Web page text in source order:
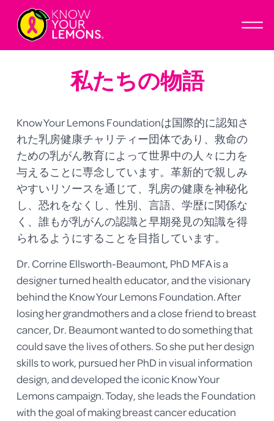
オ
プ
私たちの物語
Know Your Lemons Foundationは国際的に認知さ
れた乳房健康チャリティー団体であり、救命の
ための乳がん教育によって世界中の人々に力を
与えることに専念しています。革新的で親しみ
やすいリソースを通じて、乳房の健康を神秘化
し、恐れをなくし、性別、言語、学歴に関係な
く、誰もが乳がんの認識と早期発見の知識を得
られるようにすることを目指しています。
Dr. Corrine Ellsworth-Beaumont, PhD MFA is a
designer turned health educator, and the visionary
behind the Know Your Lemons Foundation. After
losing her grandmothers and a close friend to breast
cancer, Dr. Beaumont wanted to do something that
could save the lives of others. So she put her design
skills to work, pursued her PhD in visual information
design, and developed the iconic Know Your
Lemons campaign. Today, she leads the Foundation
with the goal of making breast cancer education